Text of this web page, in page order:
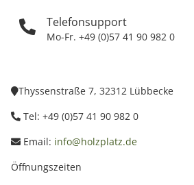
Telefonsupport
Mo-Fr. +49 (0)57 41 90 982 0
Thyssenstraße 7, 32312 Lübbecke
Tel: +49 (0)57 41 90 982 0
Email: info@holzplatz.de
Öffnungszeiten